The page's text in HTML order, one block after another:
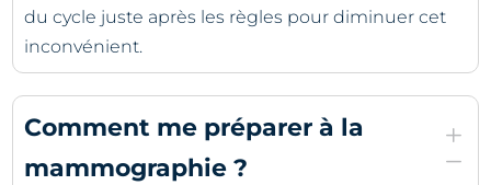
du cycle juste après les règles pour diminuer cet
inconvénient.
Comment me préparer à la
mammographie ?
L
K